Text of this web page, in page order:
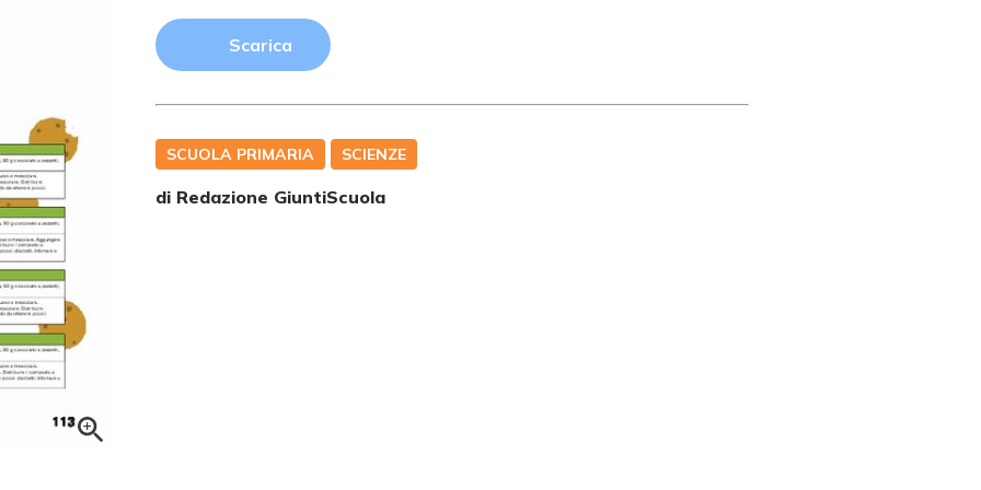
Scarica
SCUOLA PRIMARIA SCIENZE
di Redazione GiuntiScuola